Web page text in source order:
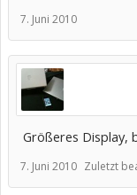
7. Juni 2010
Größeres Display,
7. Juni 2010 Zuletzt